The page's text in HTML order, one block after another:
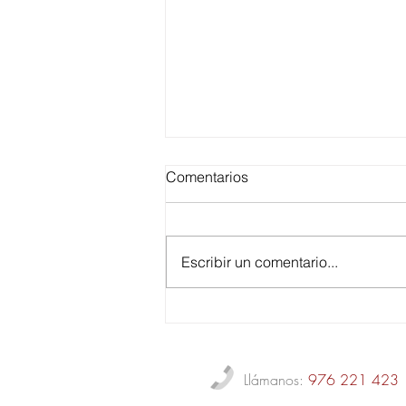
Comentarios
Escribir un comentario...
Llámanos: 976 221 423